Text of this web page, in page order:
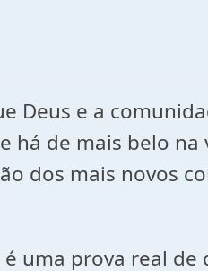
Deus e a
há de mais belo
dos mais novos
uma prova real